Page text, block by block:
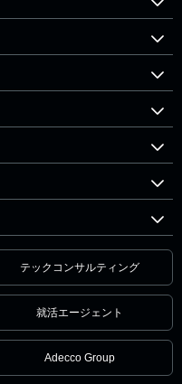
テックコンサルティング
就活エージェント
Adecco Group